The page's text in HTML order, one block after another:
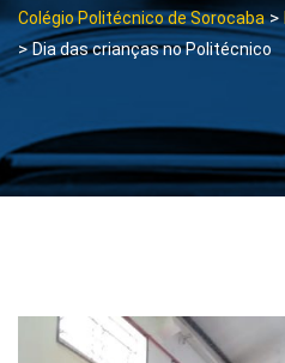
Colégio Politécnico de Sorocaba>
>Dia das crianças no Politécnico